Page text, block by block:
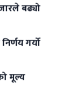
बढ्यो
गर्यो
मूल्य